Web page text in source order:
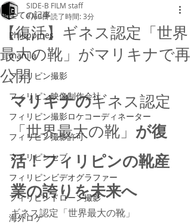
全ての記事
Philippines
manila
フィリピン撮影
フィリピン映像制作会社
フィリピン撮影ロケコーディネーター
フィリピン撮影許可
フィリピンセブ
フィリピンビデオグラファー
フィリピンドローン撮影
海外ロケ
【復活】ギネス認定「世界
最大の靴」がマリキナで再
公開
SIDE-B FILM staff
6月9日読了時間: 3分
マリキナのギネス認定
「世界最大の靴」 が復
活！フィリピンの靴産
業の誇りを未来へ
ギネス認定「世界最大の靴」